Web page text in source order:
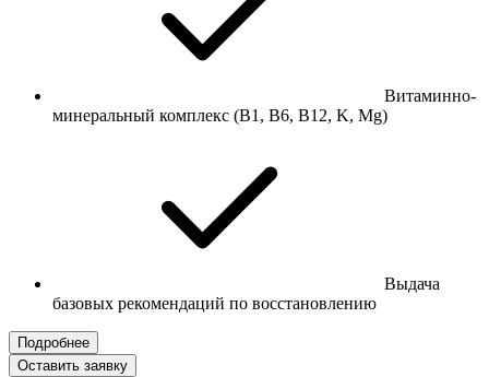
Витаминно-
минеральный комплекс (В1, В6, В12, K, Mg)
Выдача
базовых рекомендаций по восстановлению
Подробнее
Оставить заявку